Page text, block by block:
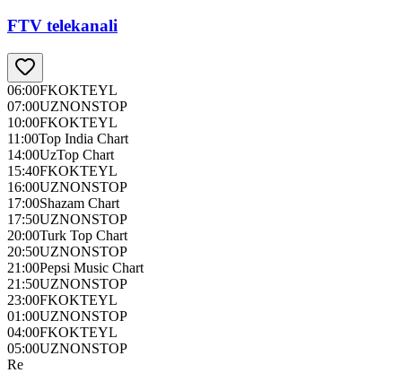
FTV telekanali
06:00FKOKTEYL
07:00UZNONSTOP
10:00FKOKTEYL
11:00Top India Chart
14:00UzTop Chart
15:40FKOKTEYL
16:00UZNONSTOP
17:00Shazam Chart
17:50UZNONSTOP
20:00Turk Top Chart
20:50UZNONSTOP
21:00Pepsi Music Chart
21:50UZNONSTOP
23:00FKOKTEYL
01:00UZNONSTOP
04:00FKOKTEYL
05:00UZNONSTOP
Re